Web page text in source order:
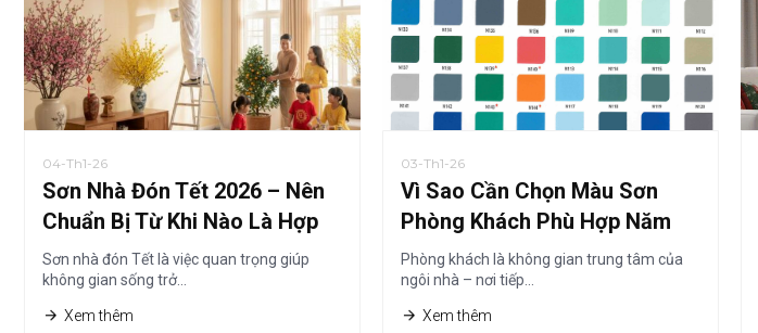
04-Th1-26
Sơn Nhà Đón Tết 2026 – Nên
Chuẩn Bị Từ Khi Nào Là Hợp
Lý?
Sơn nhà đón Tết là việc quan trọng giúp
không gian sống trở…
Xem thêm
03-Th1-26
Vì Sao Cần Chọn Màu Sơn
Phòng Khách Phù Hợp Năm
2026?
Phòng khách là không gian trung tâm của
ngôi nhà – nơi tiếp…
Xem thêm